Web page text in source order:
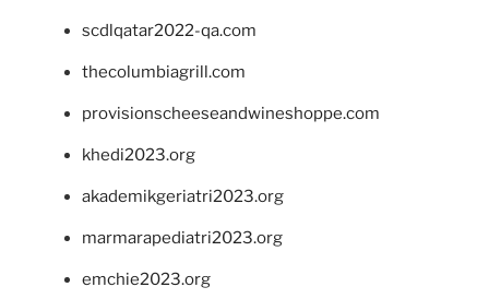
scdlqatar2022-qa.com
thecolumbiagrill.com
provisionscheeseandwineshoppe.com
khedi2023.org
akademikgeriatri2023.org
marmarapediatri2023.org
emchie2023.org